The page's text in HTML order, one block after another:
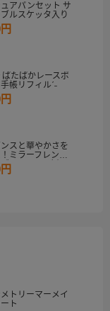
アパンセット サ
ルスケッタ入り
ぱたぱかレースポ
帳リフィルˊ˗
スと華やかさを
ミラーフレンチ
ールド マグネッ
チップセット
チップオーダ
トリーマーメイ
ト